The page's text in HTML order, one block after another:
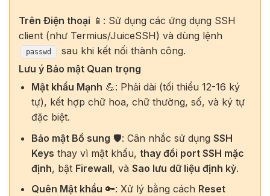
Trên Điện thoại 📱: Sử dụng các ứng dụng SSH
client (như Termius/JuiceSSH) và dùng lệnh
passwd
sau khi kết nối thành công.
Lưu ý Bảo mật Quan trọng
Mật khẩu Mạnh 💪: Phải dài (tối thiểu 12-16 ký
tự), kết hợp chữ hoa, chữ thường, số, và ký tự
đặc biệt.
Bảo mật Bổ sung 🛡️: Cân nhắc sử dụng SSH
Keys thay vì mật khẩu, thay đổi port SSH mặc
định, bật Firewall, và Sao lưu dữ liệu định kỳ.
Quên Mật khẩu 🔑: Xử lý bằng cách Reset